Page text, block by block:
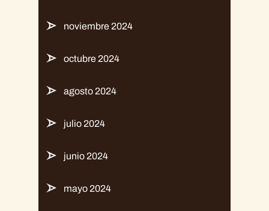
noviembre 2024
octubre 2024
agosto 2024
julio 2024
junio 2024
mayo 2024